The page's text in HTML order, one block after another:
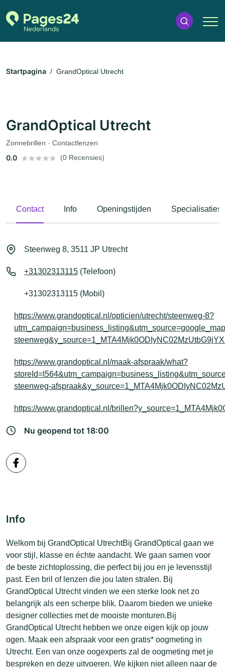
Startpagina GrandOptical Utrecht
GrandOptical Utrecht
Zonnebrillen · Contactlenzen
0.0 (0 Recensies)
Contact Info Openingstijden Specialisaties
Steenweg 8, 3511 JP Utrecht
+31302313115 (Telefoon)
+31302313115 (Mobil)
https://www.grandoptical.nl/opticien/utrecht/steenweg-8?
https://www.grandoptical.nl/maak-afspraak/what?
steenweg-
https://www.grandoptical.nl/
Nu geopend tot 18:00
Info
Welkom bij GrandOptical UtrechtBij GrandOptical gaan we
voor stijl, klasse en échte aandacht. We gaan samen voor
de beste zichtoplossing, die perfect bij jou en je levensstijl
past. Een bril of lenzen die jou laten stralen. Bij
GrandOptical Utrecht vinden we een sterke look net zo
belangrijk als een scherpe blik. Daarom bieden we unieke
designer collecties met de mooiste monturen.Bij
GrandOptical Utrecht hebben we onze eigen kijk op jouw
ogen. Maak een afspraak voor een gratis* oogmeting in
Utrecht. Een van onze oogexperts zal de oogmeting met je
bespreken en deze uitvoeren. We kijken niet alleen naar de